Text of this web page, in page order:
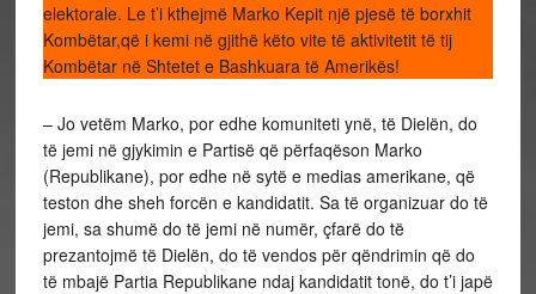
elektorale. Le t’i kthejmë Marko Kepit një pjesë të borxhit
Kombëtar,që i kemi në gjithë këto vite të aktivitetit të tij
Kombëtar në Shtetet e Bashkuara të Amerikës!
– Jo vetëm Marko, por edhe komuniteti ynë, të Dielën, do
të jemi në gjykimin e Partisë që përfaqëson Marko
(Republikane), por edhe në sytë e medias amerikane, që
teston dhe sheh forcën e kandidatit. Sa të organizuar do të
jemi, sa shumë do të jemi në numër, çfarë do të
prezantojmë të Dielën, do të vendos për qëndrimin që do
të mbajë Partia Republikane ndaj kandidatit tonë, do t’i japë